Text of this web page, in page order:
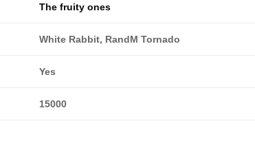
The fruity ones
White Rabbit, RandM Tornado
Yes
15000